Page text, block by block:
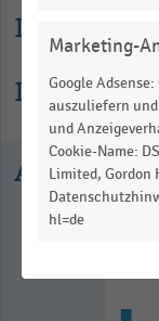
Lesehilfe
Marketing-
Google
auszuliefern
und
Cookie-Name:
Limited, Gordon
hl=de